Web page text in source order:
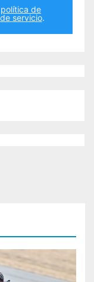
política de
servicio.